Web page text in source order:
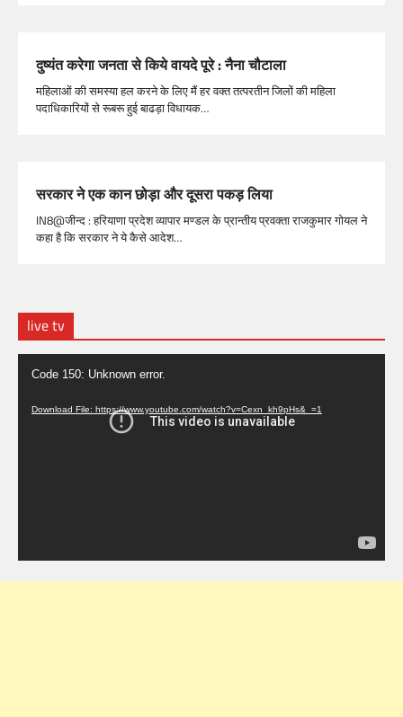
दुष्यंत करेगा जनता से किये वायदे पूरे : नैना चौटाला
महिलाओं की समस्या हल करने के लिए मैं हर वक्त तत्परतीन जिलों की महिला
पदाधिकारियों से रूबरू हुई बाढड़ा विधायक…
सरकार ने एक कान छोड़ा और दूसरा पकड़ लिया
IN8@जीन्द : हरियाणा प्रदेश व्यापार मण्डल के प्रान्तीय प्रवक्ता राजकुमार गोयल ने
कहा है कि सरकार ने ये कैसे आदेश…
live tv
Video
Player
Code 150: Unknown error.
Download File: https://www.youtube.com/watch?v=Cexn_kh9pHs&_=1